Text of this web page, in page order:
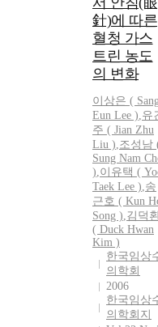
針)에 따른
혈청 가스
트린 농도
의 변화
이상은 (
Eun Lee ),유
주 ( Jian Zhu
Liu ),조성 남
Sung Nam
),이유택 (
Taek Lee ),송
근호 ( Kun
Song ),김덕
( Duck Hwan
Kim )
한국임상
의학회
2006
한국임상
의학회지